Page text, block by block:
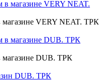
магазине VERY NEAT. ТРК
магазине DUB. ТРК